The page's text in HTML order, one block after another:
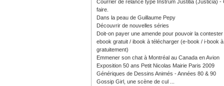
Courrier de relance type Instrum Justitia (Justicia) -
faire.
Dans la peau de Guillaume Pepy
Découvrir de nouvelles séries
Doit-on payer une amende pour pouvoir la contester
ebook gratuit / ibook à télécharger (e-book / i-book
gratuitement)
Emmener son chat à Montréal au Canada en Avion
Exposition 50 ans Petit Nicolas Mairie Paris 2009
Génériques de Dessins Animés - Années 80 & 90
Gossip Girl, une scène de cul ...